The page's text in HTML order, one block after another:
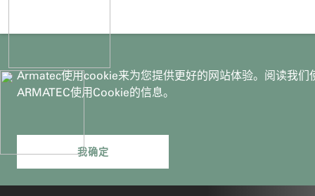
Armatec使用cookie来为您提供更好的网站体验。阅读我
ARMATEC使用Cookie的信息。